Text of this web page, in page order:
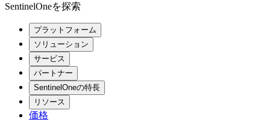
SentinelOneを探索
プラットフォーム
ソリューション
サービス
パートナー
SentinelOneの特長
リソース
価格